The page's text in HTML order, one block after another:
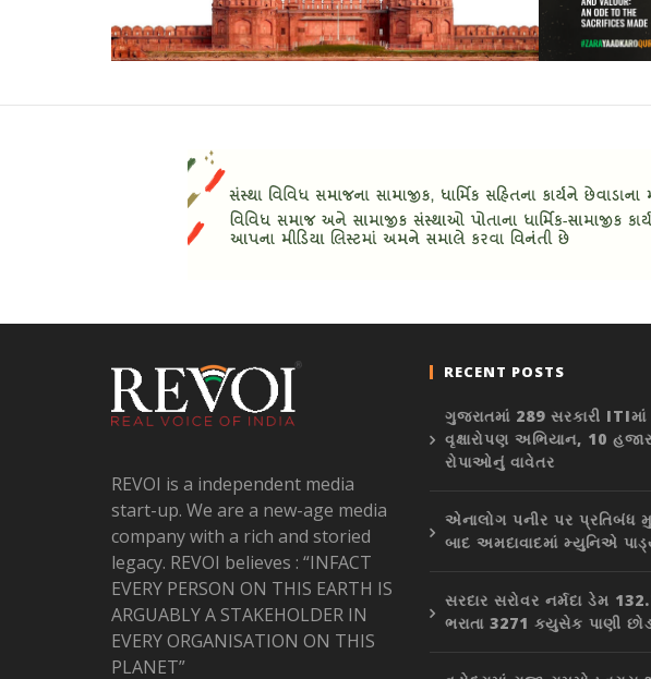
REVOI is a independent media
start-up. We are a new-age media
company with a rich and storied
legacy. REVOI believes : “INFACT
EVERY PERSON ON THIS EARTH IS
ARGUABLY A STAKEHOLDER IN
EVERY ORGANISATION ON THIS
PLANET”
RECENT POSTS
ગુજરાતમાં 289 સરકારી ITIમાં
વૃક્ષારોપણ અભિયાન, 10
રોપાઓનું વાવેતર
એનાલોગ પનીર પર પ્રતિબંધ
બાદ અમદાવાદમાં મ્યુનિએ
સરદાર સરોવર નર્મદા ડેમ
ભરાતા 3271 ક્યુસેક પાણી